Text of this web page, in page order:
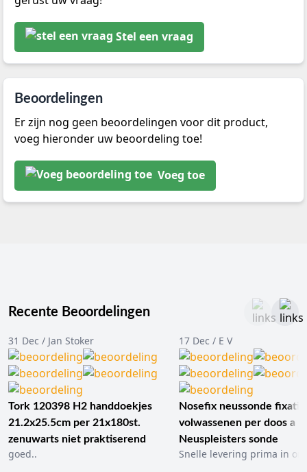
Stel een vraag
Beoordelingen
Er zijn nog geen beoordelingen voor dit product,
voeg hieronder uw beoordeling toe!
Voeg toe
Recente Beoordelingen
31 Dec / Jan Stoker
Tork 120398 H2 handdoekjes
21.2x25.5cm per 21x180st.
zenuwarts niet praktiserend
goed..
17 Dec / E V
Nosefix neussonde
volwassenen per doos a
Neuspleisters sonde
Snelle levering prima in